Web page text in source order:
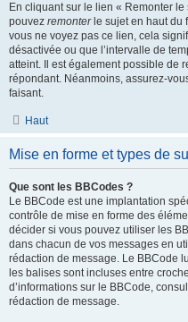
En cliquant sur le lien « Remonter
pouvez remonterle sujet en haut du
vous ne voyez pas ce lien, cela
désactivée ou que l’intervalle de
atteint. Il est également possible de
répondant. Néanmoins, assurez-
faisant.
Haut
Mise en forme et types de
Que sont les BBCodes ?
Le BBCode est une implantation
contrôle de mise en forme des
décider si vous pouvez utiliser les
dans chacun de vos messages en
rédaction de message. Le BBCode
les balises sont incluses entre
d’informations sur le BBCode,
rédaction de message.